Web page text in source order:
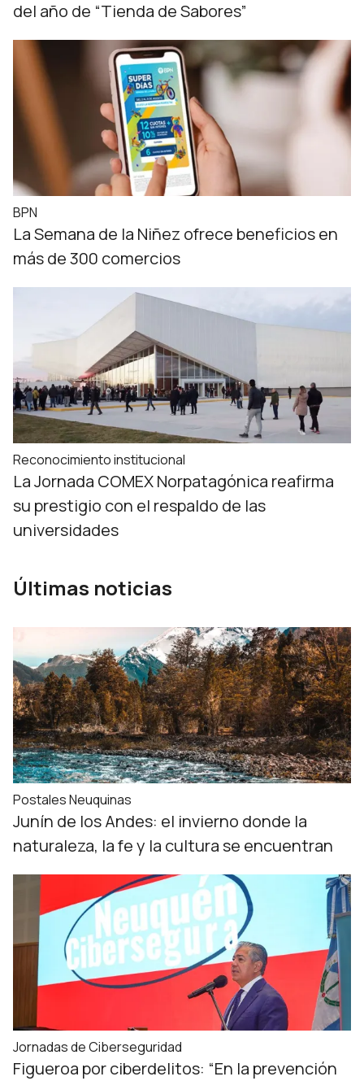
del año de “Tienda de Sabores”
BPN
La Semana de la Niñez ofrece beneficios en
más de 300 comercios
Reconocimiento institucional
La Jornada COMEX Norpatagónica reafirma
su prestigio con el respaldo de las
universidades
Últimas noticias
Postales Neuquinas
Junín de los Andes: el invierno donde la
naturaleza, la fe y la cultura se encuentran
Jornadas de Ciberseguridad
Figueroa por ciberdelitos: “En la prevención